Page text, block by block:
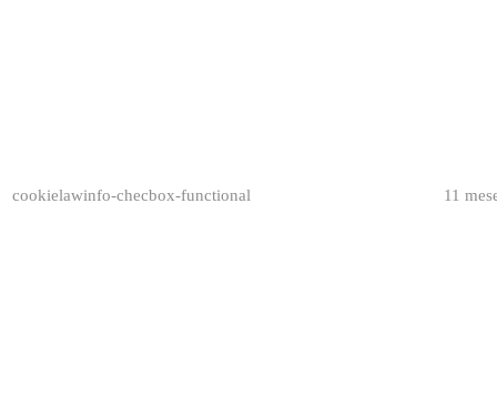
cookielawinfo-checbox-functional 11